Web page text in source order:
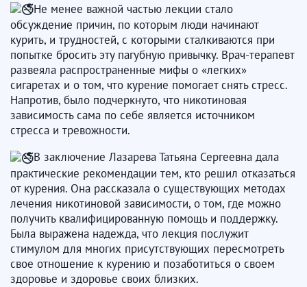
Не менее важной частью лекции стало
обсуждение причин, по которым люди начинают
курить, и трудностей, с которыми сталкиваются при
попытке бросить эту пагубную привычку. Врач-терапевт
развеяла распространенные мифы о «легких»
сигаретах и о том, что курение помогает снять стресс.
Напротив, было подчеркнуто, что никотиновая
зависимость сама по себе является источником
стресса и тревожности.
В заключение Лазарева Татьяна Сергеевна дала
практические рекомендации тем, кто решил отказаться
от курения. Она рассказала о существующих методах
лечения никотиновой зависимости, о том, где можно
получить квалифицированную помощь и поддержку.
Была выражена надежда, что лекция послужит
стимулом для многих присутствующих пересмотреть
свое отношение к курению и позаботиться о своем
здоровье и здоровье своих близких.